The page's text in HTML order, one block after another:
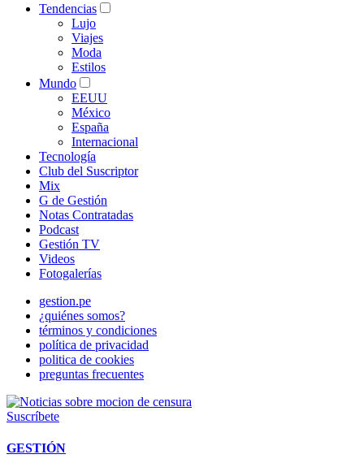
Tendencias
Lujo
Viajes
Moda
Estilos
Mundo
EEUU
México
España
Internacional
Tecnología
Club del Suscriptor
Mix
G de Gestión
Notas Contratadas
Podcast
Gestión TV
Videos
Fotogalerías
gestion.pe
¿quiénes somos?
términos y condiciones
política de privacidad
politica de cookies
preguntas frecuentes
Suscríbete
GESTIÓN